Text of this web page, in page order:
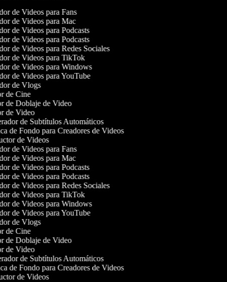
de Videos para Fans
de Videos para Mac
de Videos para Podcasts
de Videos para Podcasts
de Videos para Redes Sociales
de Videos para TikTok
de Videos para Windows
de Videos para YouTube
de Vlogs
de Cine
de Doblaje de Video
de Video
de Subtítulos Automáticos
de Fondo para Creadores de Videos
de Videos
de Videos para Fans
de Videos para Mac
de Videos para Podcasts
de Videos para Podcasts
de Videos para Redes Sociales
de Videos para TikTok
de Videos para Windows
de Videos para YouTube
de Vlogs
de Cine
de Doblaje de Video
de Video
de Subtítulos Automáticos
de Fondo para Creadores de Videos
de Videos